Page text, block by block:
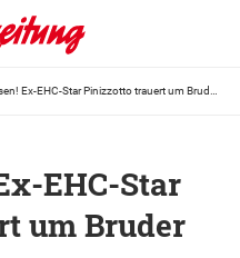
EHC-Star
um Bruder